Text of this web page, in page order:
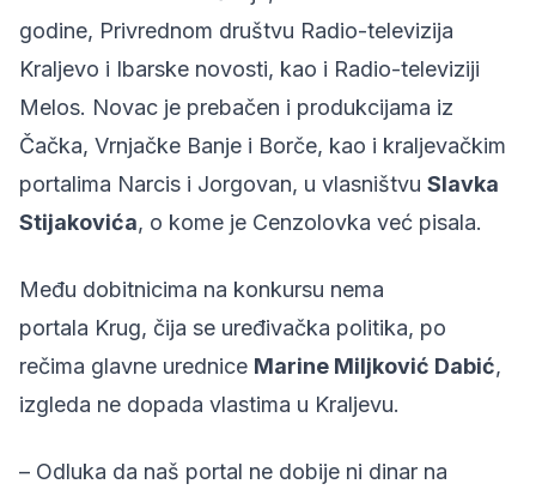
godine, Privrednom društvu Radio-televizija
Kraljevo i Ibarske novosti, kao i Radio-televiziji
Melos. Novac je prebačen i produkcijama iz
Čačka, Vrnjačke Banje i Borče, kao i kraljevačkim
portalima Narcis i Jorgovan, u vlasništvu Slavka
Stijakovića, o kome je Cenzolovka već pisala.
Među dobitnicima na konkursu nema
portala Krug, čija se uređivačka politika, po
rečima glavne urednice Marine Miljković Dabić,
izgleda ne dopada vlastima u Kraljevu.
– Odluka da naš portal ne dobije ni dinar na